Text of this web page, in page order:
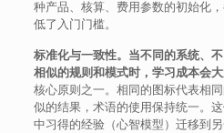
种产品、核算、费用参数的初始化
低了入门门槛。
标准化与一致性。当不同的系统、
相似的规则和模式时，学习成本会大
核心原则之一。相同的图标代表相
似的结果，术语的使用保持统一。
中习得的经验（心智模型）迁移到